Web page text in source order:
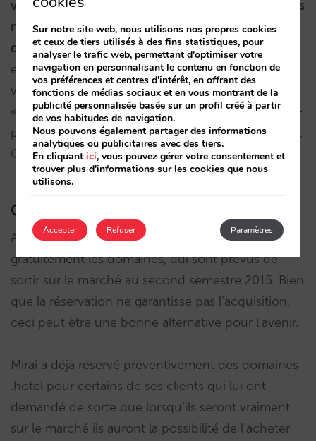
vue économique, que les hôtels enregistrent leurs
marques d’un point de vue défensif avec tous les
domaines et combinaisons possibles.Si par
exemple votre hôtel s’appelle « ABC hôtel Paris »,
vous pourriez réserver « abchotelparis.hotel »,
« abcparis.hotel », « abc-paris.hotel », « abc-hotel-
paris.hotel », et une infinité d’autres combinaisons.
Que ferez-vous ? Les acheter tous ?
Combien ça coûte ?
Au jour d’aujourd’hui il est possible de réserver
gratuitement les domaines, qui sont prévus de
sortir sur le marché au second semestre 2015. Bien
que la réservation ne garantisse pas l’acquisition,
ceci peut être une bonne alternative pour l’avenir.
Mirai a déjà réservé préventivement des domaines
.hotel pour certains de ses clients qui lui ont
demandé de sorte que lorsqu’ils seront vraiment
sur le marché ils auront la possibilité de l’acheter
Sur notre site web, nous utilisons nos propres cookies
et ceux de tiers utilisés à des fins statistiques, pour
analyser le trafic web, permettant d'optimiser votre
navigation en personnalisant le contenu en fonction de
vos préférences et centres d'intérêt, en offrant des
fonctions de médias sociaux et en vous montrant de la
publicité personnalisée basée sur un profil créé à partir
de vos habitudes de navigation.
Nous pouvons également partager des informations
analytiques ou publicitaires avec des tiers.
En cliquantici, vous pouvez gérer votre consentement et
trouver plus d'informations sur les cookies que nous
utilisons.
Accepter Paramètres
Refuser